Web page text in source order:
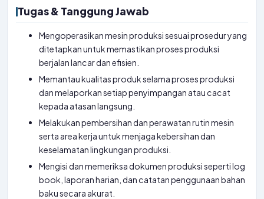
Tugas & Tanggung Jawab
Mengoperasikan mesin produksi sesuai prosedur yang
ditetapkan untuk memastikan proses produksi
berjalan lancar dan efisien.
Memantau kualitas produk selama proses produksi
dan melaporkan setiap penyimpangan atau cacat
kepada atasan langsung.
Melakukan pembersihan dan perawatan rutin mesin
serta area kerja untuk menjaga kebersihan dan
keselamatan lingkungan produksi.
Mengisi dan memeriksa dokumen produksi seperti log
book, laporan harian, dan catatan penggunaan bahan
baku secara akurat.